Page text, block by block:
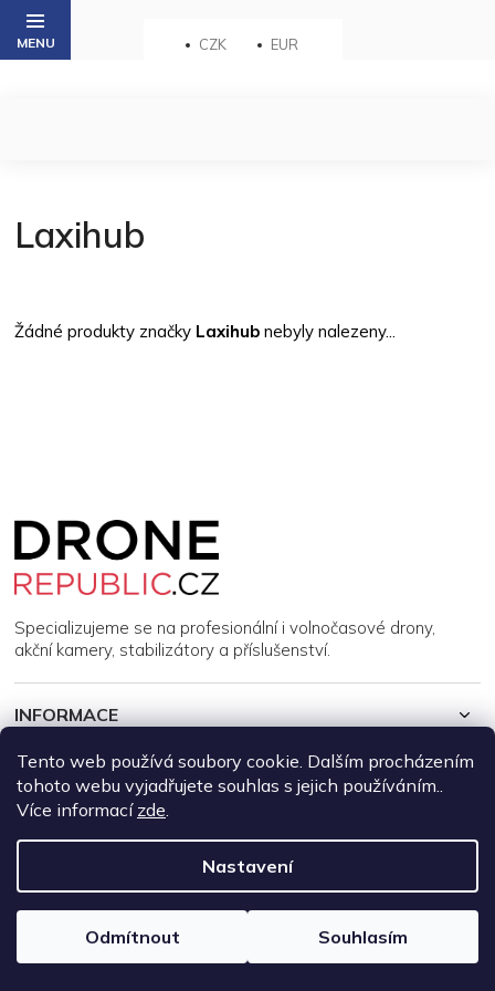
Tento web používá soubory cookie. Dalším procházením
tohoto webu vyjadřujete souhlas s jejich používáním..
Více informací zde.
Nastavení
Odmítnout Souhlasím
Přejít
obsah
CZK EUR
Laxihub
Žádné produkty značky Laxihub nebyly nalezeny...
Specializujeme se na profesionální i volnočasové drony,
akční kamery, stabilizátory a příslušenství.
INFORMACE
MŮJ ÚČET
Copyright 2026DroneRepublic.cz. Všechna práva vyhrazena.
Upravit nastavení cookies